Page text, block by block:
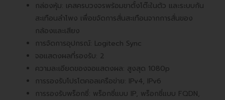
กล่องหุ้ม: เคสครบวงจรพร้อมขาตั้งโต๊ะในตัว และระบบกัน
สะเทือนลำโพง เพื่อขจัดการสั่นสะเทือนจากการสั่นของ
กล้องและเสียง
การจัดการอุปกรณ์: Logitech Sync
จอแสดงผลที่รองรับ: 2
ความละเอียดของจอแสดงผล: สูงสุด 1080p
การรองรับโปรโตคอลเครือข่าย: IPv4, IPv6
การรองรับพร็อกซี่: พร็อกซี่แบบ IP, พร็อกซี่แบบ FQDN,